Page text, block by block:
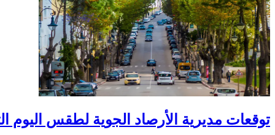
توقعات مديرية الأرصاد الجوية لطقس اليوم